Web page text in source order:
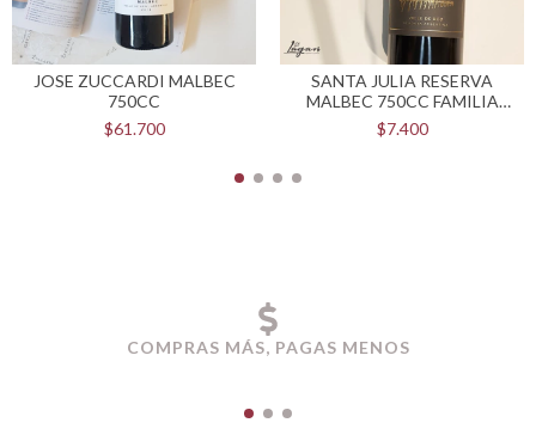
JOSE ZUCCARDI MALBEC
750CC
$61.700
SANTA JULIA RESERVA
MALBEC 750CC FAMILIA
ZUCCARDI
$7.400
COMPRAS MÁS, PAGAS MENOS